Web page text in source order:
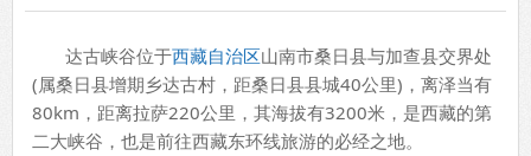
达古峡谷位于西藏自治区山南市桑日县与加查县交界处
(属桑日县增期乡达古村，距桑日县县城40公里)，离泽当有
80km，距离拉萨220公里，其海拔有3200米，是西藏的第
二大峡谷，也是前往西藏东环线旅游的必经之地。